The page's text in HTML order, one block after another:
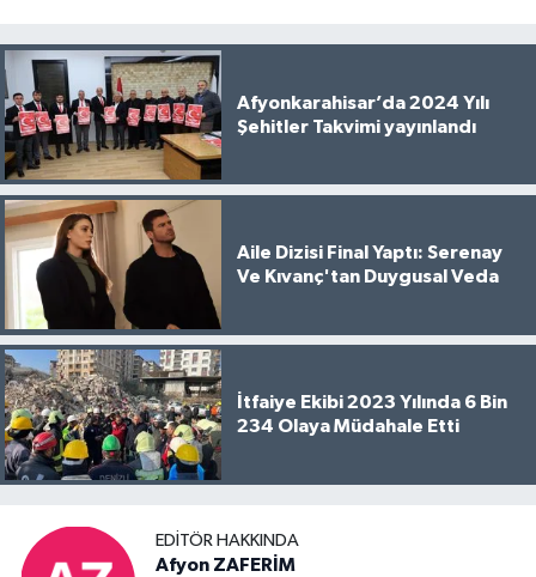
Afyonkarahisar’da 2024 Yılı
Şehitler Takvimi yayınlandı
Aile Dizisi Final Yaptı: Serenay
Ve Kıvanç'tan Duygusal Veda
İtfaiye Ekibi 2023 Yılında 6 Bin
234 Olaya Müdahale Etti
EDITÖR HAKKINDA
Afyon ZAFERİM